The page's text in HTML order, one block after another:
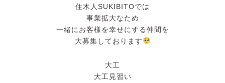
住木人SUKIBITOでは
事業拡大なため
一緒にお客様を幸せにする仲間を
大募集しております
大工
大工見習い